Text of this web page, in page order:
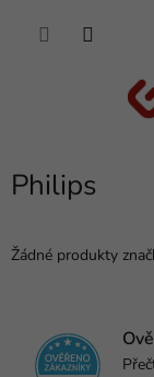
Philips
Žádné produkty